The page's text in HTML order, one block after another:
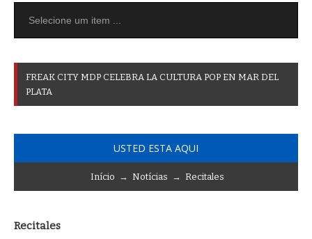
FREAK CITY MDP CELEBRA LA CULTURA POP EN MAR DEL
PLATA
USTED ESTA AQUI
Início → Notícias → Recitales
Recitales